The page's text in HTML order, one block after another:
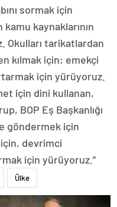
sormak için
kaynaklarının
Okulları tarikatlardan
kılmak için; emekçi
için yürüyoruz.
için dini kullanan,
BOP Eş Başkanlığı
göndermek için
devrimci
için yürüyoruz.”
Ülke